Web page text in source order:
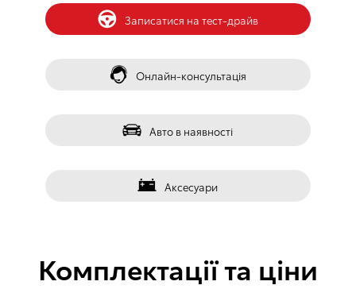
󰀀 Записатися на тест-драйв
󰀁 Онлайн-консультація
󰀂 Авто в наявності
󰀃 Аксесуари
Комплектації та ціни